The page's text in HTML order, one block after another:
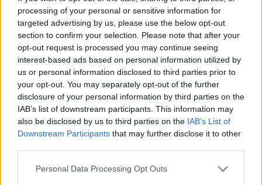
processing of your personal or sensitive information for
targeted advertising by us, please use the below opt-out
section to confirm your selection. Please note that after your
opt-out request is processed you may continue seeing
interest-based ads based on personal information utilized by
us or personal information disclosed to third parties prior to
your opt-out. You may separately opt-out of the further
disclosure of your personal information by third parties on the
IAB’s list of downstream participants. This information may
also be disclosed by us to third parties on the IAB’s List of
Downstream Participants that may further disclose it to other
Personal Data Processing Opt Outs
įvairiose srityse.
Klausimynas sudarytas iš tokių potemių:
bendrasis saugumas, saugumas elektroninėje
erdvėje, draudžiamų medžiagų vartojimo
prevencija, seksualinė prievarta, pagalbos
kontaktai“.